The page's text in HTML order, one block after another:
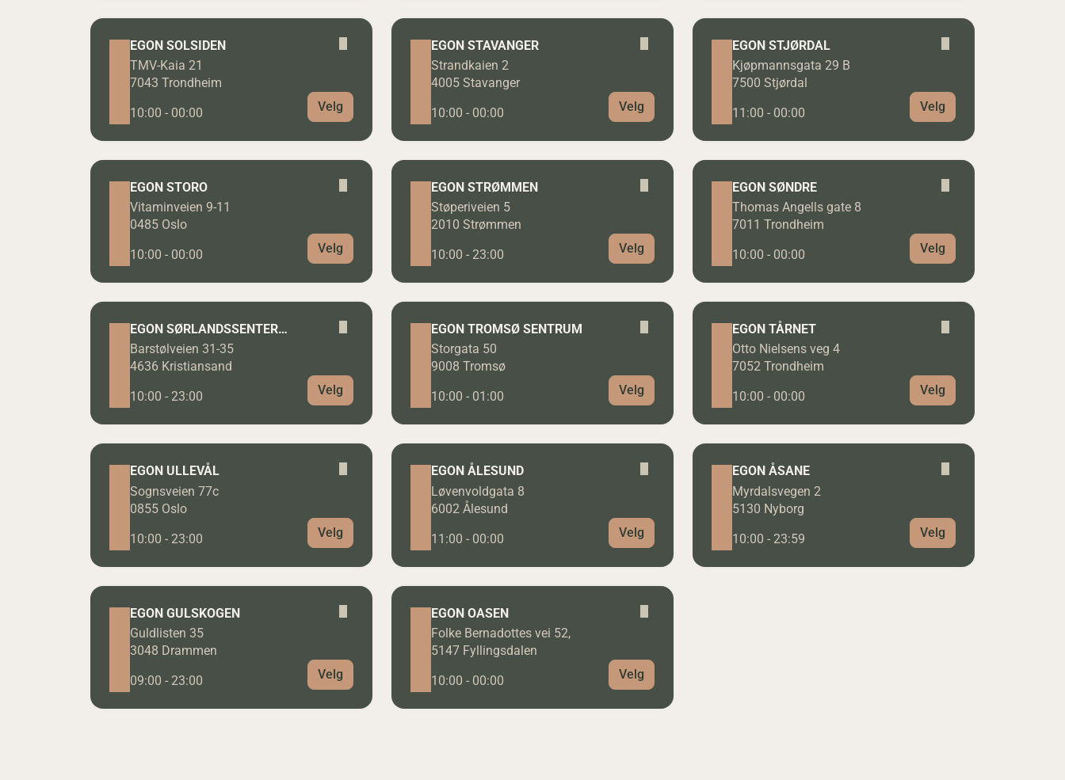
EGON SOLSIDEN
TMV-Kaia 21
7043 Trondheim
10:00 - 00:00
Velg
EGON STAVANGER
Strandkaien 2
4005 Stavanger
10:00 - 00:00
Velg
EGON STJØRDAL
Kjøpmannsgata 29 B
7500 Stjørdal
11:00 - 00:00
Velg
EGON STORO
Vitaminveien 9-11
0485 Oslo
10:00 - 00:00
Velg
EGON STRØMMEN
Støperiveien 5
2010 Strømmen
10:00 - 23:00
Velg
EGON SØNDRE
Thomas Angells gate 8
7011 Trondheim
10:00 - 00:00
Velg
EGON SØRLANDSSENTERET
Barstølveien 31-35
4636 Kristiansand
10:00 - 23:00
Velg
EGON TROMSØ SENTRUM
Storgata 50
9008 Tromsø
10:00 - 01:00
Velg
EGON TÅRNET
Otto Nielsens veg 4
7052 Trondheim
10:00 - 00:00
Velg
EGON ULLEVÅL
Sognsveien 77c
0855 Oslo
10:00 - 23:00
Velg
EGON ÅLESUND
Løvenvoldgata 8
6002 Ålesund
11:00 - 00:00
Velg
EGON ÅSANE
Myrdalsvegen 2
5130 Nyborg
10:00 - 23:59
Velg
EGON GULSKOGEN
Guldlisten 35
3048 Drammen
09:00 - 23:00
Velg
EGON OASEN
Folke Bernadottes vei 52,
5147 Fyllingsdalen
10:00 - 00:00
Velg